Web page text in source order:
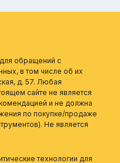
обращений с
в том числе об их
д. 57. Любая
сайте не является
и не должна
по покупке/продаже
Не является
технологии для